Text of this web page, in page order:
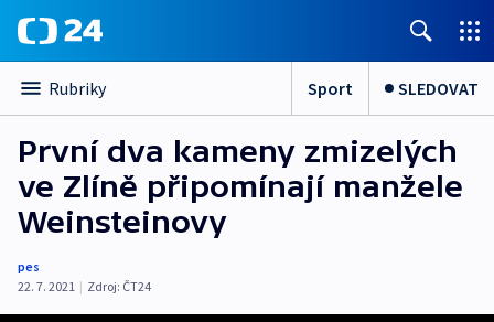
Rubriky Sport SLEDOVAT
První dva kameny zmizelých
ve Zlíně připomínají manžele
Weinsteinovy
pes
22. 7. 2021 | Zdroj: ČT24